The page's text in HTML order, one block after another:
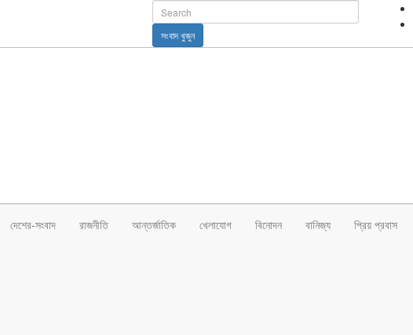
সংবাদ খুজুন
দেশের-সংবাদ রাজনীতি আন্তর্জাতিক খেলাযোগ বিনোদন বানিজ্য প্রিয় প্রবাস